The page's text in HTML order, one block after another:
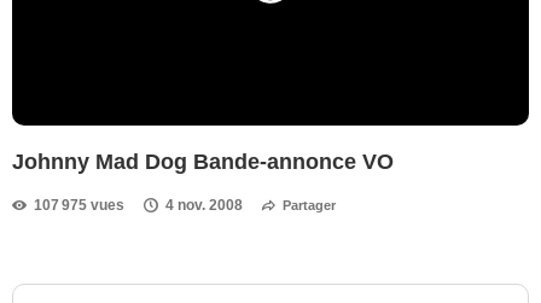
Johnny Mad Dog Bande-annonce VO
107 975 vues 4 nov. 2008 Partager